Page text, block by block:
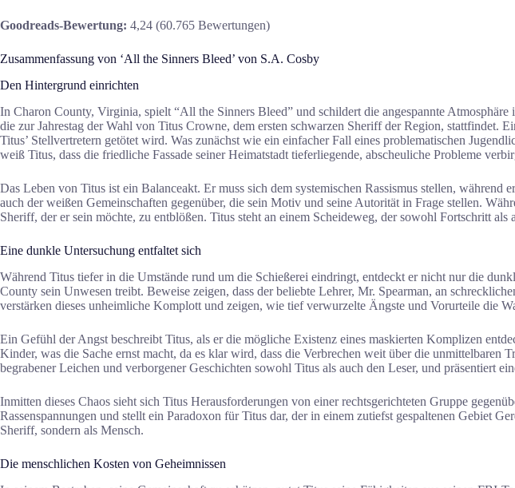
Goodreads-Bewertung: 4,24 (60.765 Bewertungen)
Zusammenfassung von ‘All the Sinners Bleed’ von S.A. Cosby
Den Hintergrund einrichten
In Charon County, Virginia, spielt “All the Sinners Bleed” und schildert die angespannte
die zur Jahrestag der Wahl von Titus Crowne, dem ersten schwarzen Sheriff der Region,
Titus’ Stellvertretern getötet wird. Was zunächst wie ein einfacher Fall eines problematischen
weiß Titus, dass die friedliche Fassade seiner Heimatstadt tieferliegende, abscheuliche Probleme
Das Leben von Titus ist ein Balanceakt. Er muss sich dem systemischen Rassismus stellen,
auch der weißen Gemeinschaften gegenüber, die sein Motiv und seine Autorität in Frage stellen.
Sheriff, der er sein möchte, zu entblößen. Titus steht an einem Scheideweg, der sowohl Fortschritt
Eine dunkle Untersuchung entfaltet sich
Während Titus tiefer in die Umstände rund um die Schießerei eindringt, entdeckt er nicht nur die
County sein Unwesen treibt. Beweise zeigen, dass der beliebte Lehrer, Mr. Spearman, an
verstärken dieses unheimliche Komplott und zeigen, wie tief verwurzelte Ängste und Vorurteile die
Ein Gefühl der Angst beschreibt Titus, als er die mögliche Existenz eines maskierten Komplizen
Kinder, was die Sache ernst macht, da es klar wird, dass die Verbrechen weit über die
begrabener Leichen und verborgener Geschichten sowohl Titus als auch den Leser, und präsentiert
Inmitten dieses Chaos sieht sich Titus Herausforderungen von einer rechtsgerichteten Gruppe
Rassenspannungen und stellt ein Paradoxon für Titus dar, der in einem zutiefst gespaltenen Gebiet
Sheriff, sondern als Mensch.
Die menschlichen Kosten von Geheimnissen